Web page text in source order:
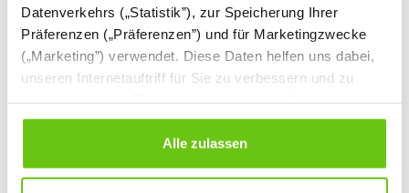
Datenverkehrs („Statistik”), zur Speicherung Ihrer
Präferenzen („Präferenzen”) und für Marketingzwecke
(„Marketing”) verwendet. Diese Daten helfen uns dabei,
unseren Internetauftriff für Sie zu verbessern und zu
Cookies Sie erlauben. Verweigern Sie Ihre Zustimmung,
wählen Sie „Alle ablehnen” – in diesem Fall werden nur
Daten verarbeitet, die für den Besuch unserer Website
Alle zulassen
459,90 € 134,90 €